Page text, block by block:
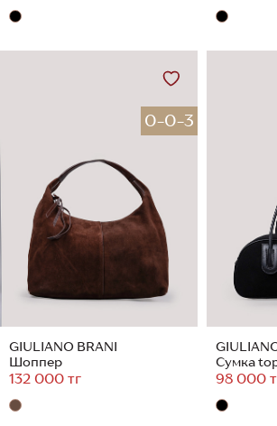
0-0-3
GIULIANO BRANI
Шоппер
132 000 тг
Сумка
98 000